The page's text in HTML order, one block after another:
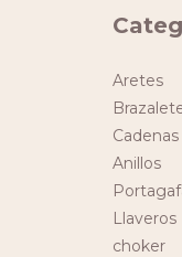
Aretes
Cadenas
Anillos
Llaveros
choker